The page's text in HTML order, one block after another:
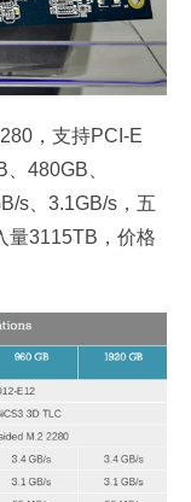
，支持PCI-E
480GB、
s、3.1GB/s，五
量3115TB，价格